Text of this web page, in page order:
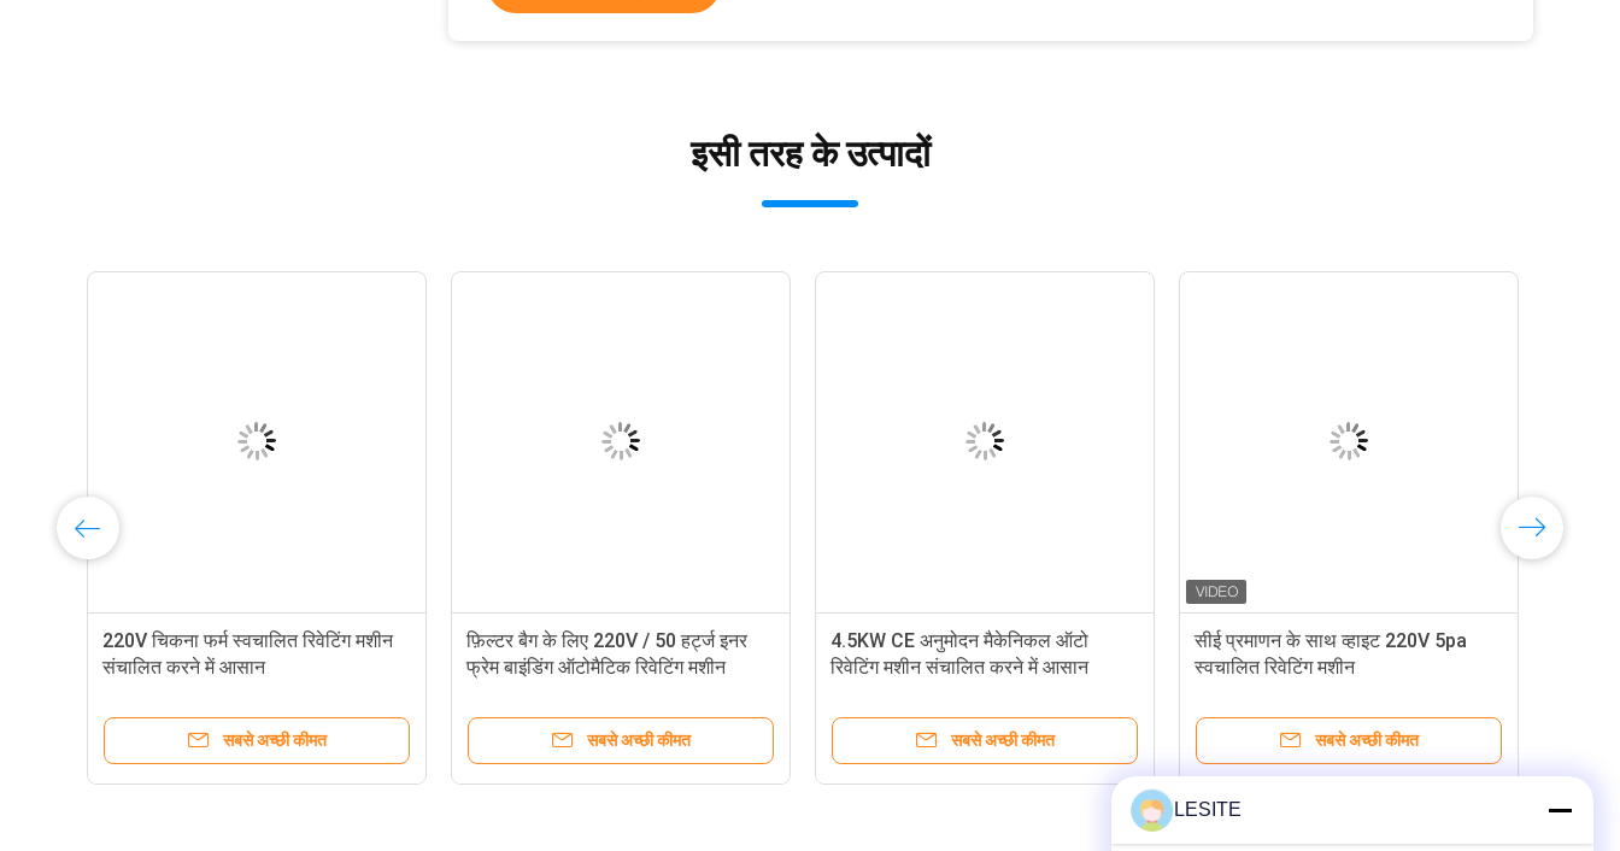
इसी तरह के उत्पादों
220V चिकना फर्म स्वचालित रिवेटिंग मशीन
संचालित करने में आसान
सबसे अच्छी कीमत
फ़िल्टर बैग के लिए 220V / 50 हर्ट्ज इनर
फ्रेम बाइंडिंग ऑटोमैटिक रिवेटिंग मशीन
सबसे अच्छी कीमत
4.5KW CE अनुमोदन मैकेनिकल ऑटो
रिवेटिंग मशीन संचालित करने में आसान
सबसे अच्छी कीमत
सीई प्रमाणन के साथ व्हाइट 220V 5pa
स्वचालित रिवेटिंग मशीन
सबसे अच्छी कीमत
LESITE